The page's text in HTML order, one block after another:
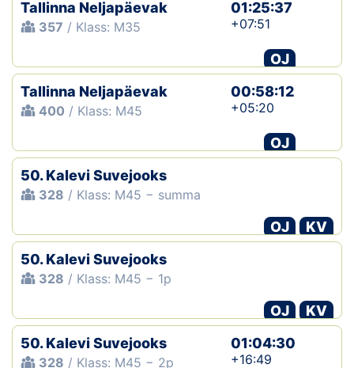
Tallinna Neljapäevak
357 / Klass: M35
01:25:37
+07:51
OJ
Tallinna Neljapäevak
400 / Klass: M45
00:58:12
+05:20
OJ
50. Kalevi Suvejooks
328 / Klass: M45 − summa
OJ
KV
50. Kalevi Suvejooks
328 / Klass: M45 − 1p
OJ
KV
50. Kalevi Suvejooks
328 / Klass: M45 − 2p
01:04:30
+16:49